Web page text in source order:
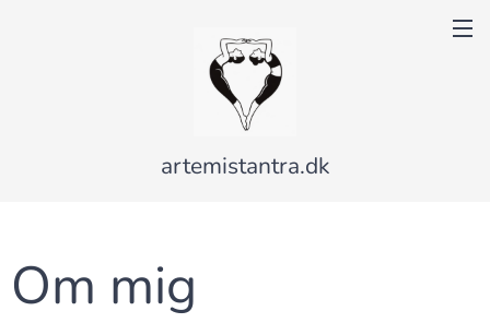
artemistantra.dk
Om mig